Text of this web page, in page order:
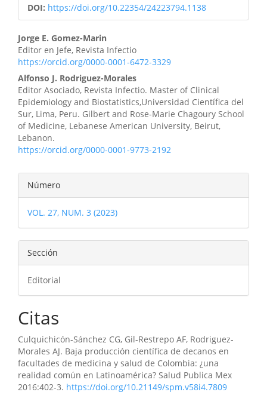
DOI: https://doi.org/10.22354/24223794.1138
Contenido
principal
del
artículo
Jorge E. Gomez-Marin
Editor en Jefe, Revista Infectio
https://orcid.org/0000-0001-6472-3329
Alfonso J. Rodriguez-Morales
Editor Asociado, Revista Infectio. Master of Clinical
Epidemiology and Biostatistics,Universidad Científica del
Sur, Lima, Peru. Gilbert and Rose-Marie Chagoury School
of Medicine, Lebanese American University, Beirut,
Lebanon.
https://orcid.org/0000-0001-9773-2192
Detalles
del
artículo
Número
VOL. 27, NUM. 3 (2023)
Sección
Editorial
Citas
Culquichicón-Sánchez CG, Gil-Restrepo AF, Rodriguez-
Morales AJ. Baja producción científica de decanos en
facultades de medicina y salud de Colombia: ¿una
realidad común en Latinoamérica? Salud Publica Mex
2016:402-3. https://doi.org/10.21149/spm.v58i4.7809